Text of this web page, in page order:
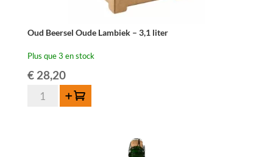
Oud Beersel Oude Lambiek – 3,1 liter
Plus que 3 en stock
€28,20
quantité
Ajouter au panier